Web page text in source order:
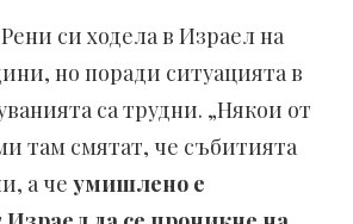
си ходела в Израел на
но поради ситуацията в
са трудни. „Някои от
там смятат, че събитията
а че умишлено е